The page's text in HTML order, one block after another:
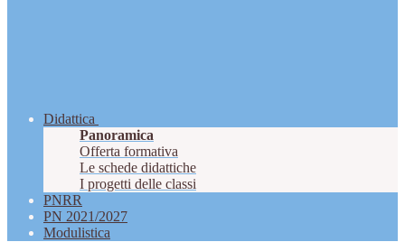
Didattica
Panoramica
Offerta formativa
Le schede didattiche
I progetti delle classi
PNRR
PN 2021/2027
Modulistica